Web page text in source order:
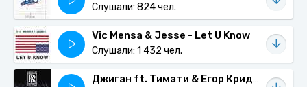
Слушали: 824 чел.
Vic Mensa & Jesse - Let U Know
Слушали: 1 432 чел.
Джиган ft. Тимати & Егор Крид - Rolls Royce